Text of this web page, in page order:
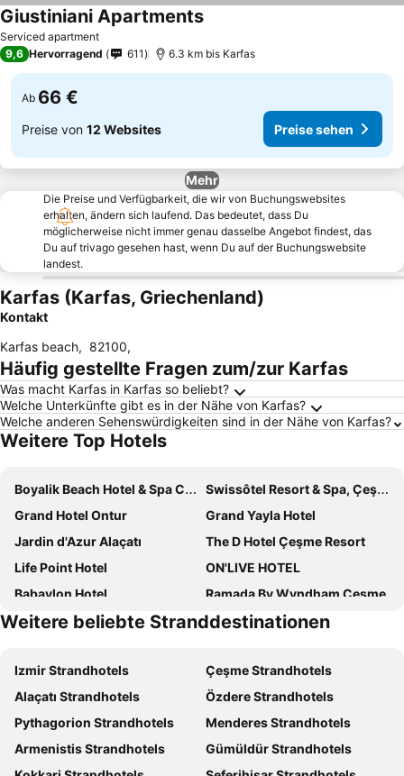
Serviced apartment
Giustiniani Apartments
9,6 Hervorragend 611 6.3 km bis Karfas
Ab 66 €
Preise von 12 Websites Preise sehen
Mehr
Die Preise und Verfügbarkeit, die wir von Buchungswebsites
erhalten, ändern sich laufend. Das bedeutet, dass Du
möglicherweise nicht immer genau dasselbe Angebot findest, das
Du auf trivago gesehen hast, wenn Du auf der Buchungswebsite
landest.
Karfas (Karfas, Griechenland)
Kontakt
Karfas beach, 82100,
Häufig gestellte Fragen zum/zur Karfas
Was macht Karfas in Karfas so beliebt?
Welche Unterkünfte gibt es in der Nähe von Karfas?
Welche anderen Sehenswürdigkeiten sind in der Nähe von Karfas?
Weitere Top Hotels
Boyalik Beach Hotel & Spa Cesme
Swissôtel Resort & Spa, Çeşme
Grand Hotel Ontur
Grand Yayla Hotel
Jardin d'Azur Alaçatı
The D Hotel Çeşme Resort
Life Point Hotel
ON'LIVE HOTEL
Babaylon Hotel
Ramada By Wyndham Cesme
Cumbalıca Garden Hotel
Rebetiko
Enki Spinoza Thermal Resort Hotel
Viya Plus Cesme
Kamer Exclusive Hotel & Suites
Sisus Marina Hotel
The Nowness Luxury Hotel & Spa
Mat Boutique Hotel
Hotel Egge
Altinyaz
Weitere beliebte Stranddestinationen
Izmir Strandhotels
Çeşme Strandhotels
Alaçatı Strandhotels
Özdere Strandhotels
Pythagorion Strandhotels
Menderes Strandhotels
Armenistis Strandhotels
Gümüldür Strandhotels